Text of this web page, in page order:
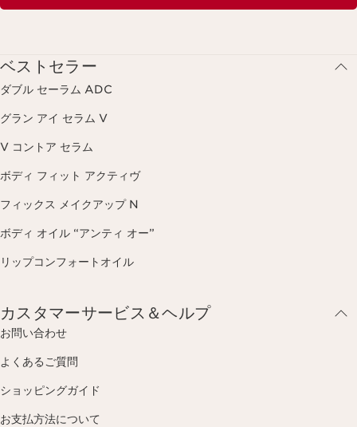
ベストセラー
ダブル セーラム ADC
グラン アイ セラム V
V コントア セラム
ボディ フィット アクティヴ
フィックス メイクアップ N
ボディ オイル “アンティ オー”
リップコンフォートオイル
カスタマーサービス＆ヘルプ
お問い合わせ
よくあるご質問
ショッピングガイド
お支払方法について